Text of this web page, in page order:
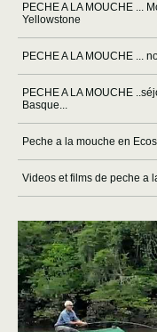
PECHE A LA MOUCHE ...
Yellowstone
PECHE A LA MOUCHE ...
PECHE A LA MOUCHE
Basque...
Peche a la mouche en
Videos et films de peche a